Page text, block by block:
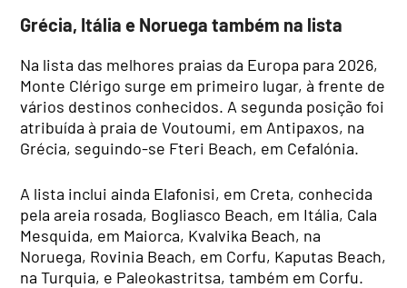
Grécia, Itália e Noruega também na lista
Na lista das melhores praias da Europa para 2026,
Monte Clérigo surge em primeiro lugar, à frente de
vários destinos conhecidos. A segunda posição foi
atribuída à praia de Voutoumi, em Antipaxos, na
Grécia, seguindo-se Fteri Beach, em Cefalónia.
A lista inclui ainda Elafonisi, em Creta, conhecida
pela areia rosada, Bogliasco Beach, em Itália, Cala
Mesquida, em Maiorca, Kvalvika Beach, na
Noruega, Rovinia Beach, em Corfu, Kaputas Beach,
na Turquia, e Paleokastritsa, também em Corfu.